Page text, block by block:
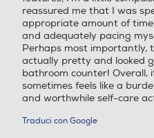
reassured me that I was
appropriate amount of
and adequately pacing
Perhaps most importantly,
actually pretty and looked
bathroom counter! Overall,
sometimes feels like a
and worthwhile self-care
Traduci con Google